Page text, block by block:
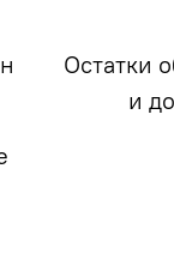
Остатки
и